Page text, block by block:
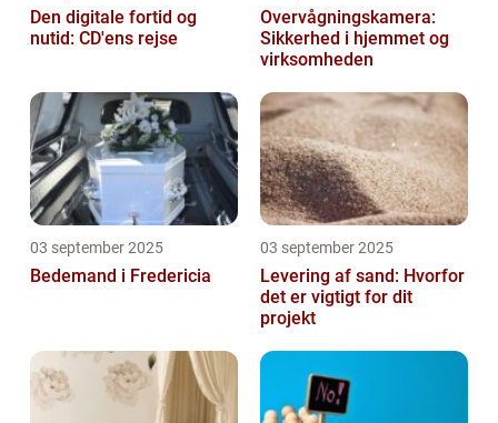
Den digitale fortid og
nutid: CD'ens rejse
Overvågningskamera:
Sikkerhed i hjemmet og
virksomheden
03 september 2025
Bedemand i Fredericia
03 september 2025
Levering af sand: Hvorfor
det er vigtigt for dit
projekt